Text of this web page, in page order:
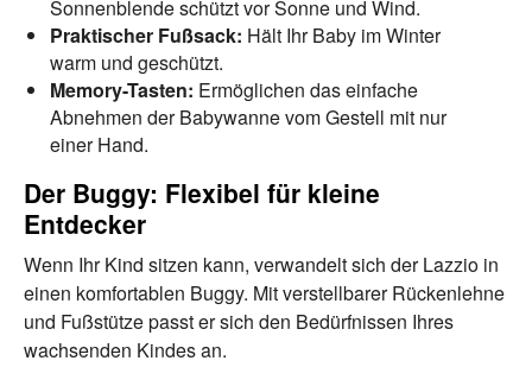
Sonnenblende schützt vor Sonne und Wind.
Praktischer Fußsack: Hält Ihr Baby im Winter
warm und geschützt.
Memory-Tasten: Ermöglichen das einfache
Abnehmen der Babywanne vom Gestell mit nur
einer Hand.
Der Buggy: Flexibel für kleine
Entdecker
Wenn Ihr Kind sitzen kann, verwandelt sich der Lazzio in
einen komfortablen Buggy. Mit verstellbarer Rückenlehne
und Fußstütze passt er sich den Bedürfnissen Ihres
wachsenden Kindes an.